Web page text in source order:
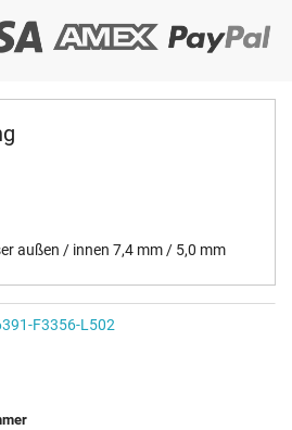
außen / innen 7,4 mm / 5,0 mm
F3356-L502